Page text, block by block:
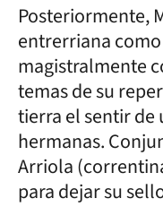
Posteriormente,
entrerriana
magistralmente
temas de su
tierra el sentir de
hermanas.
Arriola
para dejar su